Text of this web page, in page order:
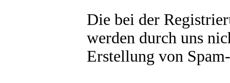
Die bei der
werden durch uns
Erstellung von